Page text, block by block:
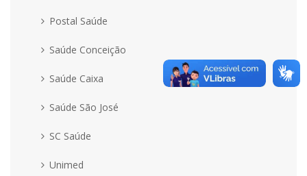
Postal Saúde
Saúde Conceição
Saúde Caixa
Saúde São José
SC Saúde
Unimed